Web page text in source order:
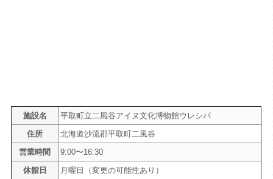
施設名
平取町立二風谷アイヌ文化博物館ウレシパ
住所
北海道沙流郡平取町二風谷
営業時間
9:00〜16:30
休館日
月曜日（変更の可能性あり）